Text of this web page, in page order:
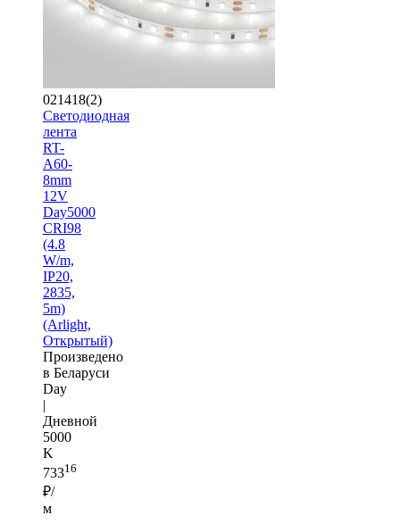
021418(2)
Светодиодная
лента
RT-
A60-
8mm
12V
Day5000
CRI98
(4.8
W/m,
IP20,
2835,
5m)
(Arlight,
Открытый)
Произведено
в Беларуси
Day
|
Дневной
5000
K
73316
₽/
м